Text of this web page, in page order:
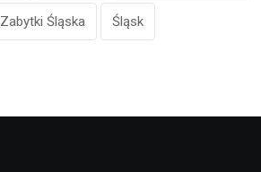
Zabytki Śląska Śląsk